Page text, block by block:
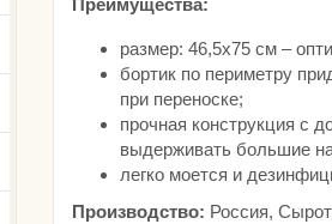
Преимущества:
размер: 46,5х75 см –
бортик по периметру
при переноске;
прочная конструкция с
выдерживать большие
легко моется и
Производство: Россия,